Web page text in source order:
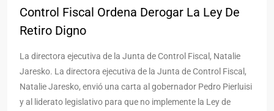
Control Fiscal Ordena Derogar La Ley De
Retiro Digno
La directora ejecutiva de la Junta de Control Fiscal, Natalie
Jaresko. La directora ejecutiva de la Junta de Control Fiscal,
Natalie Jaresko, envió una carta al gobernador Pedro Pierluisi
y al liderato legislativo para que no implemente la Ley de